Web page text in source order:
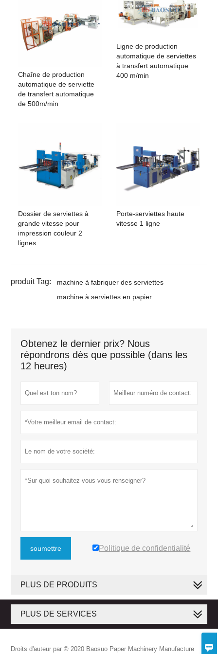

Unité d'impression
Calendrier
Modèle standard : 200, 230, 240, 250, 275, 300, 330, 400, 460
Chaîne de production
automatique de serviette
de transfert automatique
de 500m/min
Ligne de production
automatique de serviettes
à transfert automatique
400 m/min
Dossier de serviettes à
grande vitesse pour
impression couleur 2
lignes
Porte-serviettes haute
vitesse 1 ligne
produit Tag:
machine à fabriquer des serviettes
machine à serviettes en papier
Obtenez le dernier prix? Nous
répondrons dès que possible (dans les
12 heures)
soumettre Politique de confidentialité
PLUS DE PRODUITS
PLUS DE SERVICES
Droits d'auteur par © 2020 Baosuo Paper Machinery Manufacture